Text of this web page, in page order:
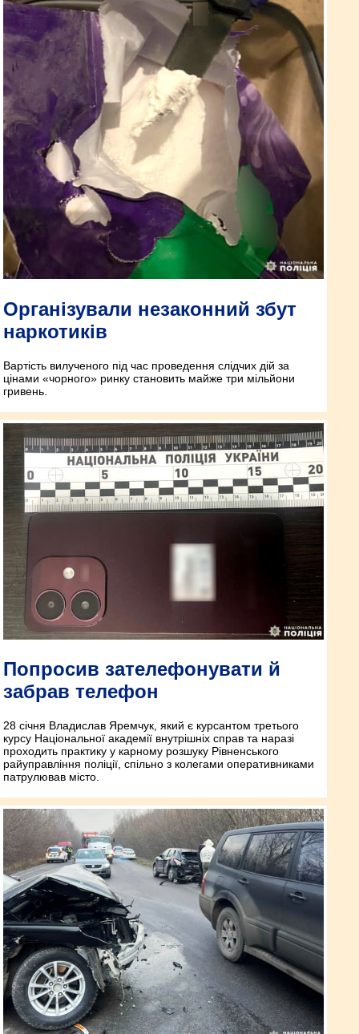
Організували незаконний збут
наркотиків
Вартість вилученого під час проведення слідчих дій за
цінами «чорного» ринку становить майже три мільйони
гривень.
Попросив зателефонувати й
забрав телефон
28 січня Владислав Яремчук, який є курсантом третього
курсу Національної академії внутрішніх справ та наразі
проходить практику у карному розшуку Рівненського
райуправління поліції, спільно з колегами оперативниками
патрулював місто.